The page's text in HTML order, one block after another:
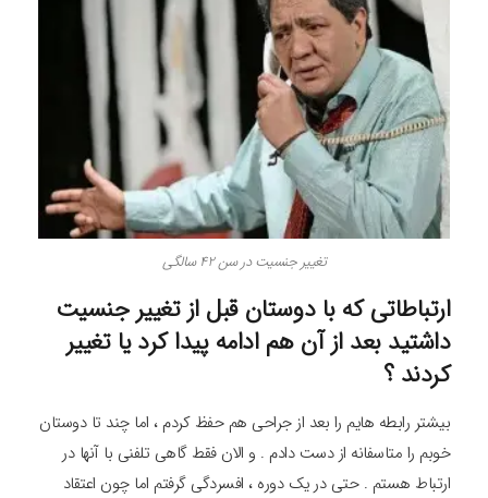
تغییر جنسیت در سن 42 سالگی
ارتباطاتی که با دوستان قبل از تغییر جنسیت
داشتید بعد از آن هم ادامه پیدا کرد یا تغییر
کردند ؟
بیشتر رابطه‌ هایم را بعد از جراحی هم حفظ کردم ، اما چند تا دوستان
خوبم را متاسفانه از دست دادم . و الان فقط گاهی تلفنی با آنها در
ارتباط هستم . حتی در یک دوره ، افسردگی گرفتم اما چون اعتقاد